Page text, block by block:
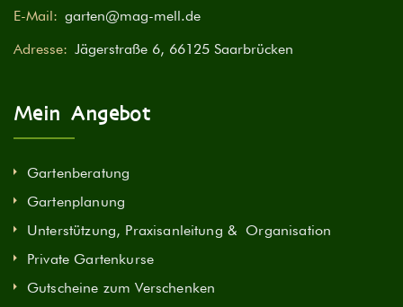
E-Mail: garten@mag-mell.de
Adresse: Jägerstraße 6, 66125 Saarbrücken
Mein Angebot
Gartenberatung
Gartenplanung
Unterstützung, Praxisanleitung & Organisation
Private Gartenkurse
Gutscheine zum Verschenken